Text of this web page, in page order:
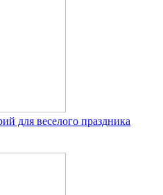
для веселого праздника